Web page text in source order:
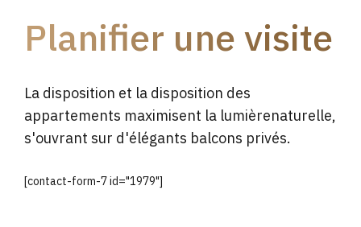
Planifier une visite
La disposition et la disposition des
appartements maximisent la lumièrenaturelle,
s'ouvrant sur d'élégants balcons privés.
[contact-form-7 id="1979"]